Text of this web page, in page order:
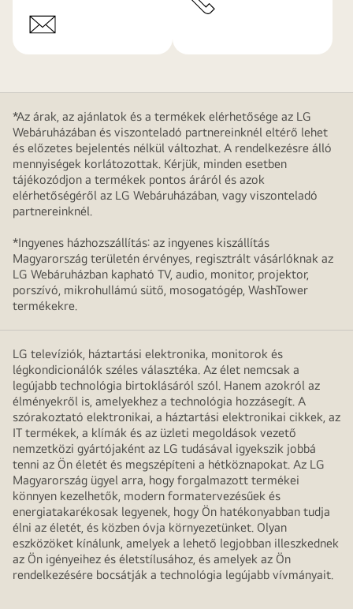
*Az árak, az ajánlatok és a termékek elérhetősége az LG
Webáruházában és viszonteladó partnereinknél eltérő lehet
és előzetes bejelentés nélkül változhat. A rendelkezésre álló
mennyiségek korlátozottak. Kérjük, minden esetben
tájékozódjon a termékek pontos áráról és azok
elérhetőségéről az LG Webáruházában, vagy viszonteladó
partnereinknél.
*Ingyenes házhozszállítás: az ingyenes kiszállítás
Magyarország területén érvényes, regisztrált vásárlóknak az
LG Webáruházban kapható TV, audio, monitor, projektor,
porszívó, mikrohullámú sütő, mosogatógép, WashTower
termékekre.
LG televíziók, háztartási elektronika, monitorok és
légkondicionálók széles választéka. Az élet nemcsak a
legújabb technológia birtoklásáról szól. Hanem azokról az
élményekről is, amelyekhez a technológia hozzásegít. A
szórakoztató elektronikai, a háztartási elektronikai cikkek, az
IT termékek, a klímák és az üzleti megoldások vezető
nemzetközi gyártójaként az LG tudásával igyekszik jobbá
tenni az Ön életét és megszépíteni a hétköznapokat. Az LG
Magyarország ügyel arra, hogy forgalmazott termékei
könnyen kezelhetők, modern formatervezésűek és
energiatakarékosak legyenek, hogy Ön hatékonyabban tudja
élni az életét, és közben óvja környezetünket. Olyan
eszközöket kínálunk, amelyek a lehető legjobban illeszkednek
az Ön igényeihez és életstílusához, és amelyek az Ön
rendelkezésére bocsátják a technológia legújabb vívmányait.